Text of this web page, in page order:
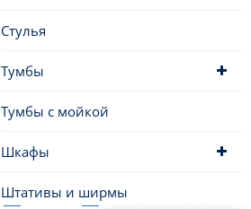
Стулья
Тумбы
Тумбы с мойкой
Шкафы
Штативы и ширмы